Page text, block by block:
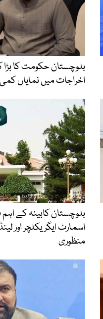
بلوچستان حکومت کا
اخراجات میں نمایاں
بلوچستان کابینہ کے
منظوری